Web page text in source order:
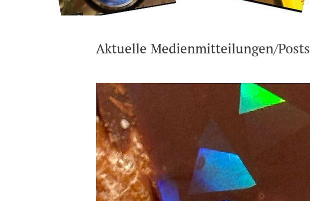
Aktuelle Medienmitteilungen/Posts